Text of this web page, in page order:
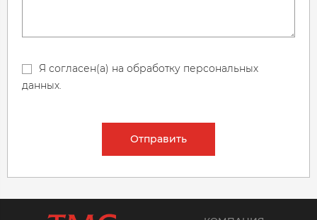
Я согласен(а) на обработку персональных
данных.
Отправить